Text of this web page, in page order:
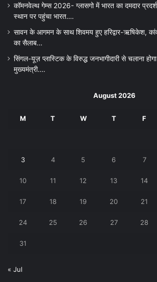
कॉमनवेल्थ गेम्स 2026- ग्लासगो में भारत का दमदार
स्थान पर पहुंचा भारत….
सावन के आगमन के साथ शिवमय हुए हरिद्वार-ऋषिकेश,
का सैलाब…
सिंगल-यूज़ प्लास्टिक के विरुद्ध जनभागीदारी से चलाना
मुख्यमंत्री….
August 2026
M T W T F
3 4 5 6 7
10 11 12 13 14
17 18 19 20 21
24 25 26 27 28
31
« Jul